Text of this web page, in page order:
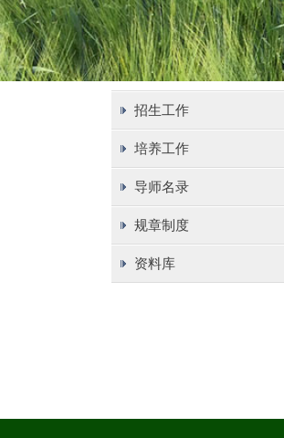
招生工作
培养工作
导师名录
规章制度
资料库